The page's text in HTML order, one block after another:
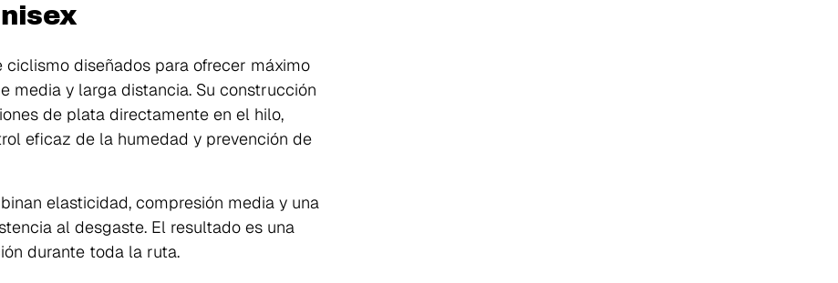
diseñados para ofrecer máximo
media y larga distancia. Su construcción
de plata directamente en el hilo,
eficaz de la humedad y prevención de
elasticidad, compresión media y una
al desgaste. El resultado es una
durante toda la ruta.